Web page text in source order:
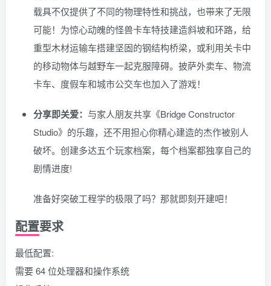
载具不仅提供了不同的物理特性和挑战，也带来了无限
可能！为惊心动魄的怪兽卡车特技建造斜坡和环路，给
重型木材运输车搭建坚固的钢结构桥梁，或利用关卡中
的移动物体与越野车一起克服障碍。披萨外卖车、物流
卡车、度假车和城市公交车也加入了游戏！
分享即关爱： 与家人朋友共享《Bridge Constructor
Studio》的乐趣，还不用担心你精心建造的杰作被别人
破坏。创建多达五个玩家档案，每个档案都独享自己的
剧情进度!
准备好突破工程学的极限了吗？那就即刻开建吧！
配置要求
最低配置:
需要 64 位处理器和操作系统